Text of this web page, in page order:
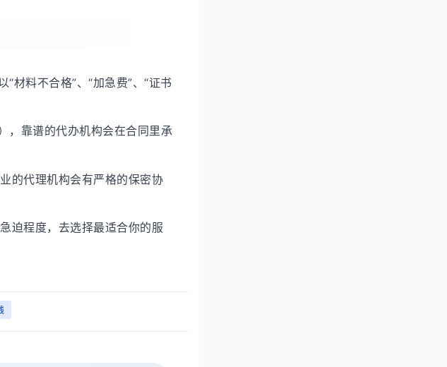
材料不合格”、“加急费”、“证书
，靠谱的代办机构会在合同里承
的代理机构会有严格的保密协
迫程度，去选择最适合你的服